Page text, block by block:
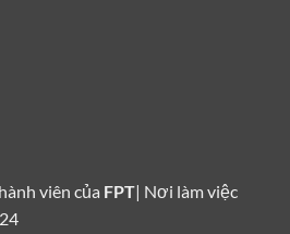
viên của FPT| Nơi làm việc